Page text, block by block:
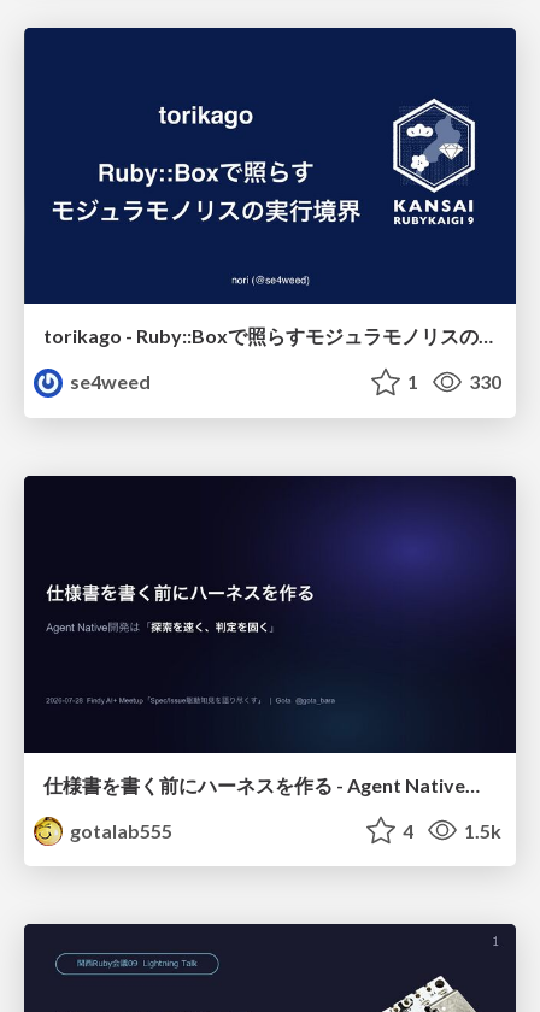
torikago - Ruby::Boxで照らすモジュラモノリスの実行境界
se4weed
1 330
gotalab555
4 1.5k